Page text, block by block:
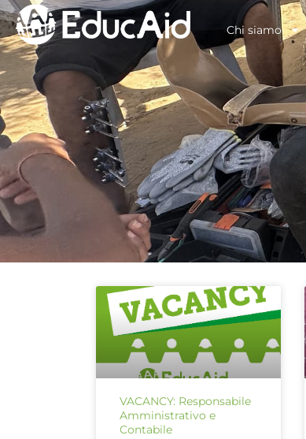
Chi siamo
VACANCY: Responsabile
Amministrativo e
Contabile